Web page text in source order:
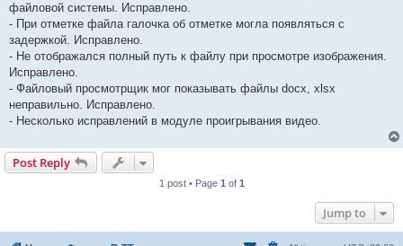
файловой системы. Исправлено.
- При отметке файла галочка об отметке могла появляться с
задержкой. Исправлено.
- Не отображался полный путь к файлу при просмотре изображения.
Исправлено.
- Файловый просмотрщик мог показывать файлы docx, xlsx
неправильно. Исправлено.
- Несколько исправлений в модуле проигрывания видео.
Post Reply
1 post • Page 1 of 1
Jump to